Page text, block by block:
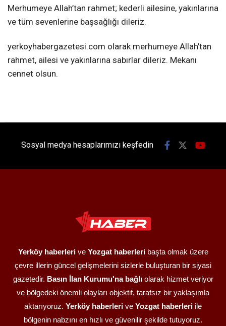
Merhumeye Allah’tan rahmet; kederli ailesine, yakınlarına
ve tüm sevenlerine başsağlığı dileriz.
yerkoyhabergazetesi.com olarak merhumeye Allah’tan
rahmet, ailesi ve yakınlarına sabırlar dileriz. Mekanı
cennet olsun.
Sosyal medya hesaplarımızı keşfedin
Yerköy haberlerive Yozgat haberleribaşta olmak üzere
çevre illerin güncel gelişmelerini sizlerle buluşturan bir siyasi
gazetedir. Basın İlan Kurumu'na bağlıolarak hizmet veriyor
ve bölgedeki önemli olayları objektif, tarafsız bir yaklaşımla
aktarıyoruz. Yerköy haberleri ve Yozgat haberleri ile
bölgenin nabzını en hızlı ve güvenilir şekilde tutuyoruz.